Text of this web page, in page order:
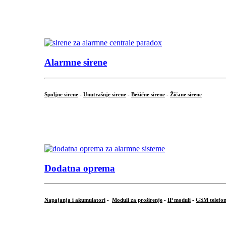
Alarmne sirene
Spoljne sirene - Unutrašnje sirene - Bežične sirene - Žičane sirene
Dodatna oprema
Napajanja i akumulatori - Moduli za proširenje - IP moduli - GSM